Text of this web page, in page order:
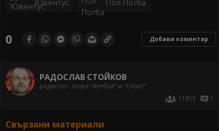
Ювентус Пол Погба
0 Добави коментар
РАДОСЛАВ СТОЙКОВ
редактор - отдел "Футбол" и "Спорт"
11853
1
Свързани материали